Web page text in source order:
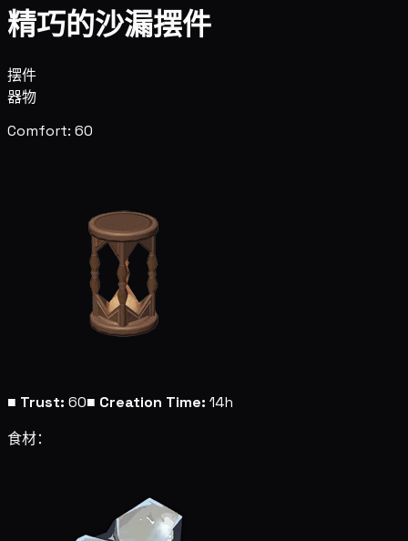
精巧的沙漏摆件
摆件
器物
Comfort: 60
■ Trust: 60■ Creation Time: 14h
食材：